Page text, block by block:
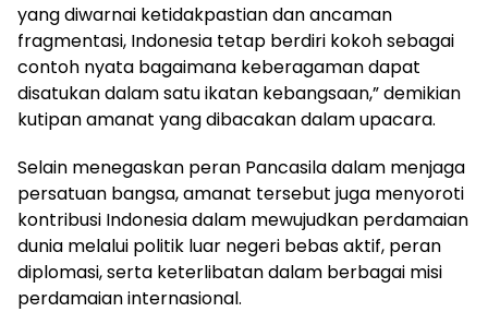
yang diwarnai ketidakpastian dan ancaman
fragmentasi, Indonesia tetap berdiri kokoh sebagai
contoh nyata bagaimana keberagaman dapat
disatukan dalam satu ikatan kebangsaan,” demikian
kutipan amanat yang dibacakan dalam upacara.
Selain menegaskan peran Pancasila dalam menjaga
persatuan bangsa, amanat tersebut juga menyoroti
kontribusi Indonesia dalam mewujudkan perdamaian
dunia melalui politik luar negeri bebas aktif, peran
diplomasi, serta keterlibatan dalam berbagai misi
perdamaian internasional.